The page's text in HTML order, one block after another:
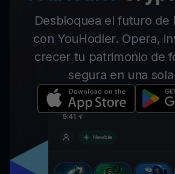
Desbloquea el futuro de
con YouHodler. Opera,
crecer tu patrimonio de
segura en una